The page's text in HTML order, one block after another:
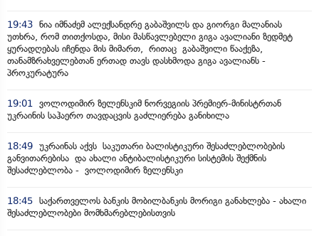
19:43 ნია იმნაძემ ალექსანდრე გაბაშვილს და გიორგი მალანიას
უთხრა, რომ თითქოსდა, მისი მასწავლებელი გიგა ავალიანი ზედმეტ
ყურადღებას იჩენდა მის მიმართ, რითაც გაბაშვილი წააქეზა,
თანამზრახველებთან ერთად თავს დასხმოდა გიგა ავალიანს -
პროკურატურა
19:01
ვოლოდიმირ ზელენსკიმ ნორვეგიის პრემიერ-მინისტრთან
უკრაინის საჰაერო თავდაცვის გაძლიერება განიხილა
18:49 უკრაინას აქვს საკუთარი ბალისტიკური შესაძლებლობების
განვითარებისა და ახალი ანტიბალისტიკური სისტემის შექმნის
შესაძლებლობა - ვოლოდიმირ ზელენსკი
18:45 საქართველოს ბანკის მობილბანკის მორიგი განახლება - ახალი
შესაძლებლობები მომხმარებლებისთვის